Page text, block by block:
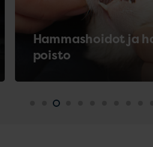
Hammashoidot ja
poisto